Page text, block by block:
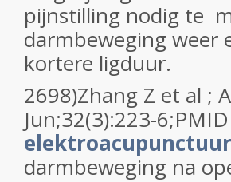
pijnstilling nodig te
darmbeweging weer
kortere ligduur.
2698)Zhang Z et al ;
Jun;32(3):223-
elektroacupunctuur
darmbeweging na